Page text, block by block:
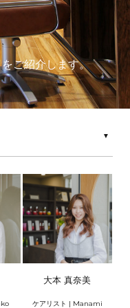
ご紹介します。
大本 真奈美
ケアリスト | Manami